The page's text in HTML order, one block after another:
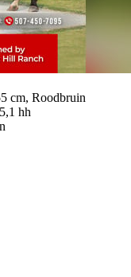
cm, Roodbruin
hh